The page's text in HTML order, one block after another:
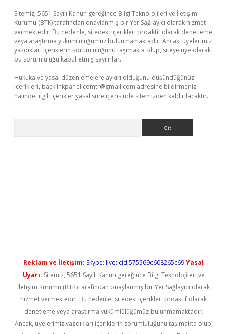
Sitemiz, 5651 Sayılı Kanun gereğince Bilgi Teknolojileri ve İletişim
Kurumu (BTK) tarafından onaylanmış bir Yer Sağlayıcı olarak hizmet
vermektedir. Bu nedenle, sitedeki içerikleri proaktif olarak denetleme
veya araştırma yükümlülüğümüz bulunmamaktadır. Ancak, üyelerimiz
yazdıkları içeriklerin sorumluluğunu taşımakta olup, siteye üye olarak
bu sorumluluğu kabul etmiş sayılırlar.
Hukuka ve yasal düzenlemelere aykırı olduğunu düşündüğünüz
içerikleri, backlinkpanelicomtr@gmail.com adresine bildirmeniz
halinde, ilgili içerikler yasal süre içerisinde sitemizden kaldırılacaktır.
Reklam ve İletişim: Skype: live:.cid.575569c608265c69Yasal
Uyarı: Sitemiz, 5651 Sayılı Kanun gereğince Bilgi Teknolojileri ve
İletişim Kurumu (BTK) tarafından onaylanmış bir Yer Sağlayıcı olarak
hizmet vermektedir. Bu nedenle, sitedeki içerikleri proaktif olarak
denetleme veya araştırma yükümlülüğümüz bulunmamaktadır.
Ancak, üyelerimiz yazdıkları içeriklerin sorumluluğunu taşımakta olup,